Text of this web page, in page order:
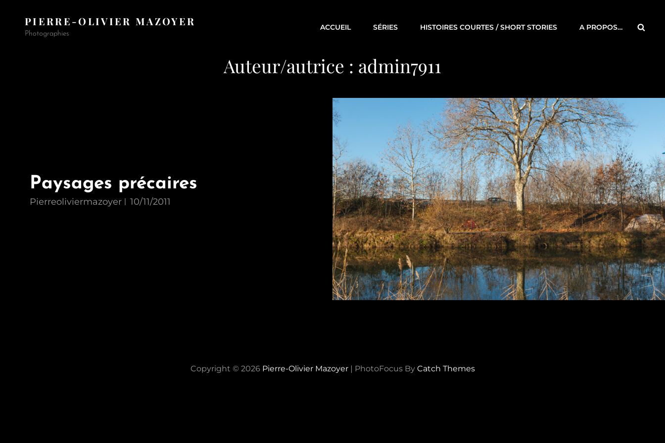
PIERRE-OLIVIER MAZOYER
Photographies
ACCUEIL SÉRIES HISTOIRES COURTES / SHORT STORIES A PROPOS…
Auteur/autrice : admin7911
Paysages précaires
Pierreoliviermazoyer 10/11/2011
Copyright © 2026 Pierre-Olivier Mazoyer | PhotoFocus By Catch Themes